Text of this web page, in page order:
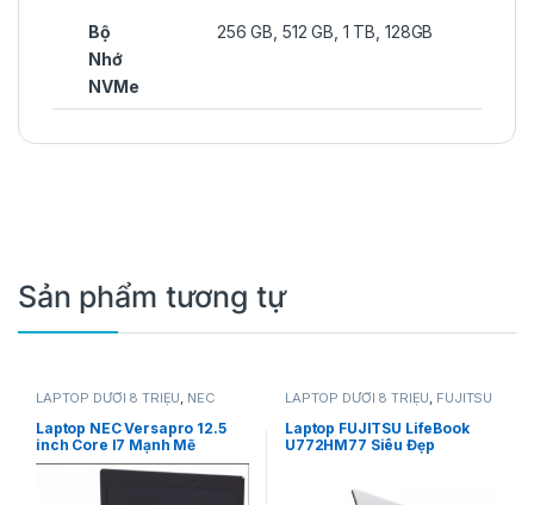
Bộ
Nhớ
NVMe
256 GB, 512 GB, 1 TB, 128GB
Sản phẩm tương tự
LAPTOP DƯỚI 8 TRIỆU, NEC
Laptop NEC Versapro 12.5
inch Core I7 Mạnh Mẽ
LAPTOP DƯỚI 8 TRIỆU, FUJITSU
Laptop FUJITSU LifeBook
U772HM77 Siêu Đẹp